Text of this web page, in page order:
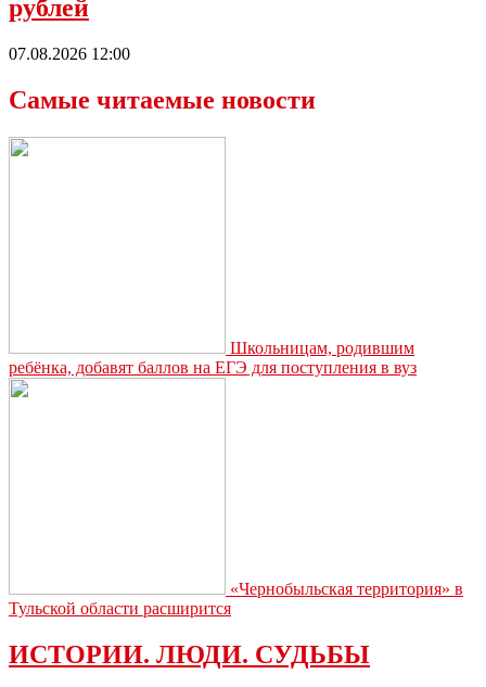
рублей
07.08.2026 12:00
Самые читаемые новости
Школьницам, родившим
ребёнка, добавят баллов на ЕГЭ для поступления в вуз
«Чернобыльская территория» в
Тульской области расширится
ИСТОРИИ. ЛЮДИ. СУДЬБЫ